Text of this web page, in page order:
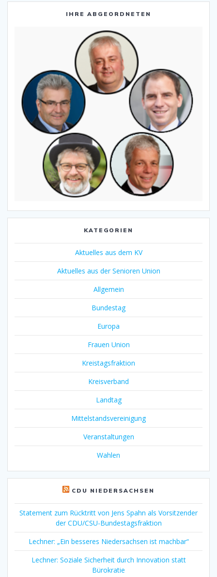
IHRE ABGEORDNETEN
KATEGORIEN
Aktuelles aus dem KV
Aktuelles aus der Senioren Union
Allgemein
Bundestag
Europa
Frauen Union
Kreistagsfraktion
Kreisverband
Landtag
Mittelstandsvereinigung
Veranstaltungen
Wahlen
CDU NIEDERSACHSEN
Statement zum Rücktritt von Jens Spahn als Vorsitzender
der CDU/CSU-Bundestagsfraktion
Lechner: „Ein besseres Niedersachsen ist machbar“
Lechner: Soziale Sicherheit durch Innovation statt
Bürokratie